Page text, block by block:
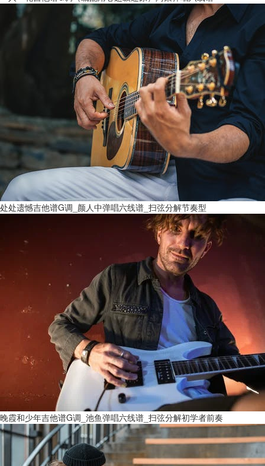
处处遗憾吉他谱G调_颜人中弹唱六线谱_扫弦分解节奏型
晚霞和少年吉他谱G调_池鱼弹唱六线谱_扫弦分解初学者前奏